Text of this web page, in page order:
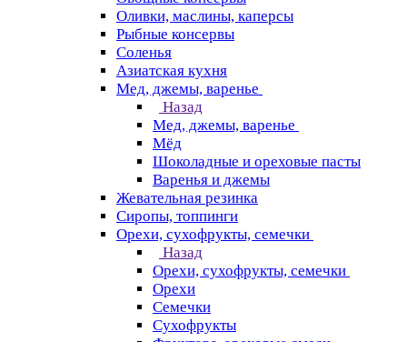
Оливки, маслины, каперсы
Рыбные консервы
Соленья
Азиатская кухня
Мед, джемы, варенье
Назад
Мед, джемы, варенье
Мёд
Шоколадные и ореховые пасты
Варенья и джемы
Жевательная резинка
Сиропы, топпинги
Орехи, сухофрукты, семечки
Назад
Орехи, сухофрукты, семечки
Орехи
Семечки
Сухофрукты